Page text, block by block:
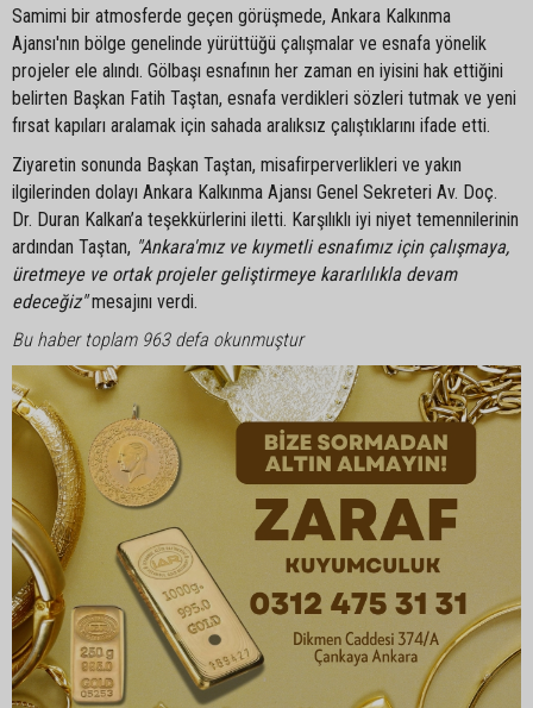
Samimi bir atmosferde geçen görüşmede, Ankara Kalkınma
Ajansı'nın bölge genelinde yürüttüğü çalışmalar ve esnafa yönelik
projeler ele alındı. Gölbaşı esnafının her zaman en iyisini hak ettiğini
belirten Başkan Fatih Taştan, esnafa verdikleri sözleri tutmak ve yeni
fırsat kapıları aralamak için sahada aralıksız çalıştıklarını ifade etti.
Ziyaretin sonunda Başkan Taştan, misafirperverlikleri ve yakın
ilgilerinden dolayı Ankara Kalkınma Ajansı Genel Sekreteri Av. Doç.
Dr. Duran Kalkan’a teşekkürlerini iletti. Karşılıklı iyi niyet temennilerinin
ardından Taştan, "Ankara'mız ve kıymetli esnafımız için çalışmaya,
üretmeye ve ortak projeler geliştirmeye kararlılıkla devam
edeceğiz"mesajını verdi.
Bu haber toplam 963 defa okunmuştur